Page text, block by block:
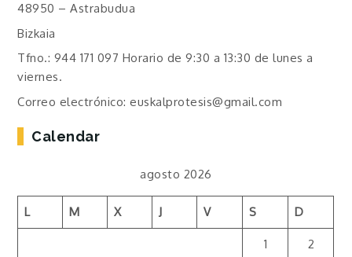
48950 – Astrabudua
Bizkaia
Tfno.: 944 171 097 Horario de 9:30 a 13:30 de lunes a
viernes.
Correo electrónico: euskalprotesis@gmail.com
Calendar
agosto 2026
L M X J V S D
1 2